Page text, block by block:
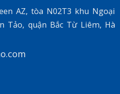
AZ, tòa N02T3 khu Ngoại
Tảo, quận Bắc Từ Liêm, Hà